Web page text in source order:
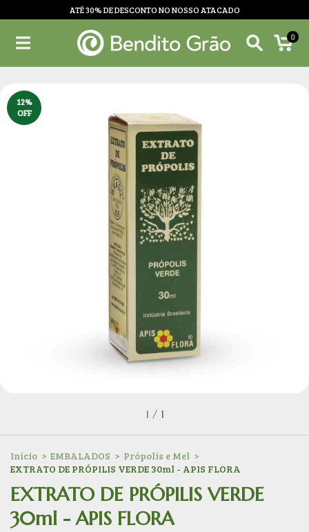
ATÉ 30% DE DESCONTO NO NOSSO ATACADO
0
12%
OFF
1 / 1
Início > EMBALADOS > Própolis e Mel >
EXTRATO DE PRÓPILIS VERDE 30ml - APIS FLORA
EXTRATO DE PRÓPILIS VERDE
30ml - APIS FLORA